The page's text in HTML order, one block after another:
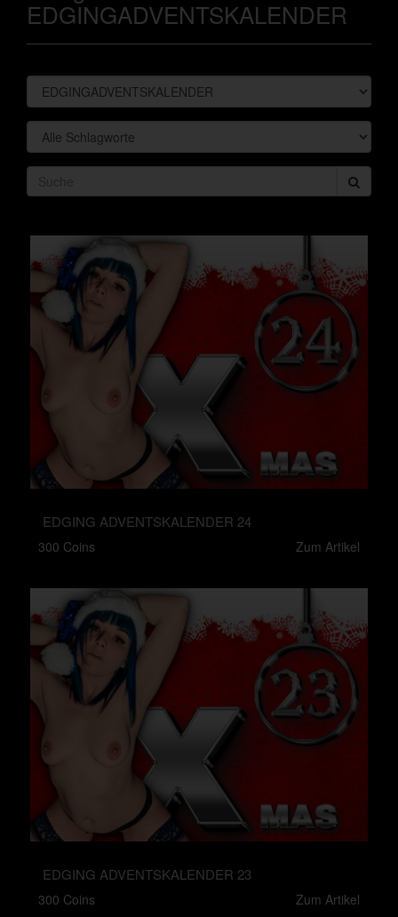
EDGINGADVENTSKALENDER
EDGING ADVENTSKALENDER 24
300 Coins Zum Artikel
EDGING ADVENTSKALENDER 23
300 Coins Zum Artikel